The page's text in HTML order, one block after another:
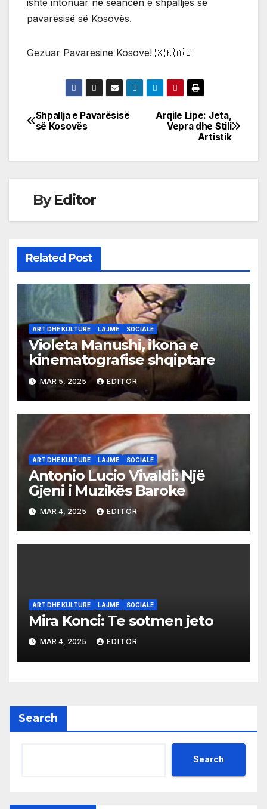
ishte intonuar në seancën e shpalljes së
pavarësisë së Kosovës.
Gezuar Pavaresine Kosove! 🇽🇰🇦🇱
Post
Arqile Lipe: Jeta,
Vepra dhe Stili
Artistik
Shpallja e Pavarësisë
së Kosovës
ByEditor
Related Post
ART DHE KULTURE LAJME SOCIALE
Violeta Manushi, ikona e
kinematografise shqiptare
MAR 5, 2025 EDITOR
ART DHE KULTURE LAJME SOCIALE
Antonio Lucio Vivaldi: Një
Gjeni i Muzikës Baroke
MAR 4, 2025 EDITOR
ART DHE KULTURE LAJME SOCIALE
Mira Konci: Te sotmen jeto
MAR 4, 2025 EDITOR
Search
Search